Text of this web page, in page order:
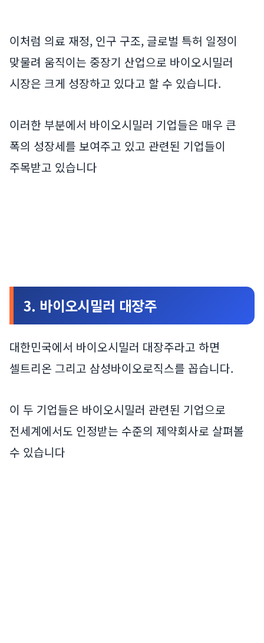
이처럼 의료 재정, 인구 구조, 글로벌 특허 일정이
맞물려 움직이는 중장기 산업으로 바이오시밀러
시장은 크게 성장하고 있다고 할 수 있습니다.
이러한 부분에서 바이오시밀러 기업들은 매우 큰
폭의 성장세를 보여주고 있고 관련된 기업들이
주목받고 있습니다
3. 바이오시밀러 대장주
대한민국에서 바이오시밀러 대장주라고 하면
셀트리온 그리고 삼성바이오로직스를 꼽습니다.
이 두 기업들은 바이오시밀러 관련된 기업으로
전세계에서도 인정받는 수준의 제약회사로 살펴볼
수 있습니다